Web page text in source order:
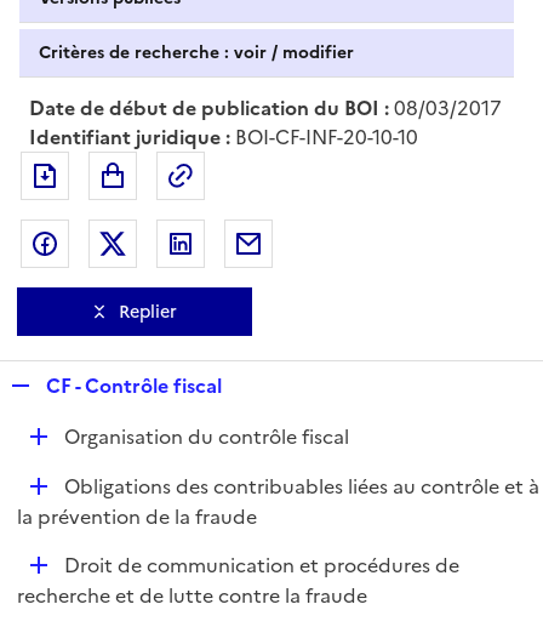
Critères de recherche : voir / modifier
Date de début de publication du BOI :08/03/2017
Identifiant juridique : BOI-CF-INF-20-10-10
Exporter le document au format pdf
Partager sur Facebook
Partager sur Twitter
Partager sur LinkedIn
Replier
p
l
i
e
r
CF - Contrôle fiscal
D
l
r
Organisation du contrôle fiscal
D
é
i
Obligations des contribuables liées au contrôle et à
la prévention de la fraude
D
é
Droit de communication et procédures de
recherche et de lutte contre la fraude